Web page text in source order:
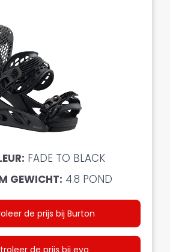
FADE TO BLACK
GEWICHT: 4.8 POND
de prijs bij Burton
de prijs bij evo